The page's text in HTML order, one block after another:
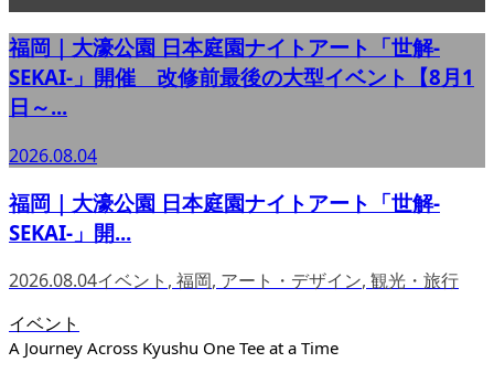
福岡｜大濠公園 日本庭園ナイトアート「世解-
SEKAI-」開催 改修前最後の大型イベント【8月1
日～...
2026.08.04
福岡｜大濠公園 日本庭園ナイトアート「世解-
SEKAI-」開...
2026.08.04イベント , 福岡, アート・デザイン, 観光・旅行
イベント
A Journey Across Kyushu One Tee at a Time